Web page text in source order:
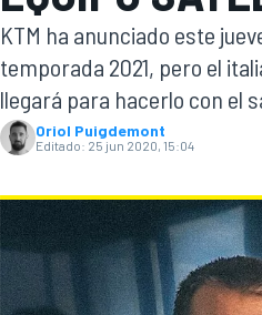
INDYCAR
KTM ha anunciado este
temporada 2021, pero el
llegará para hacerlo con el
Oriol Puigdemont
Editado: 25 jun 2020, 15:04